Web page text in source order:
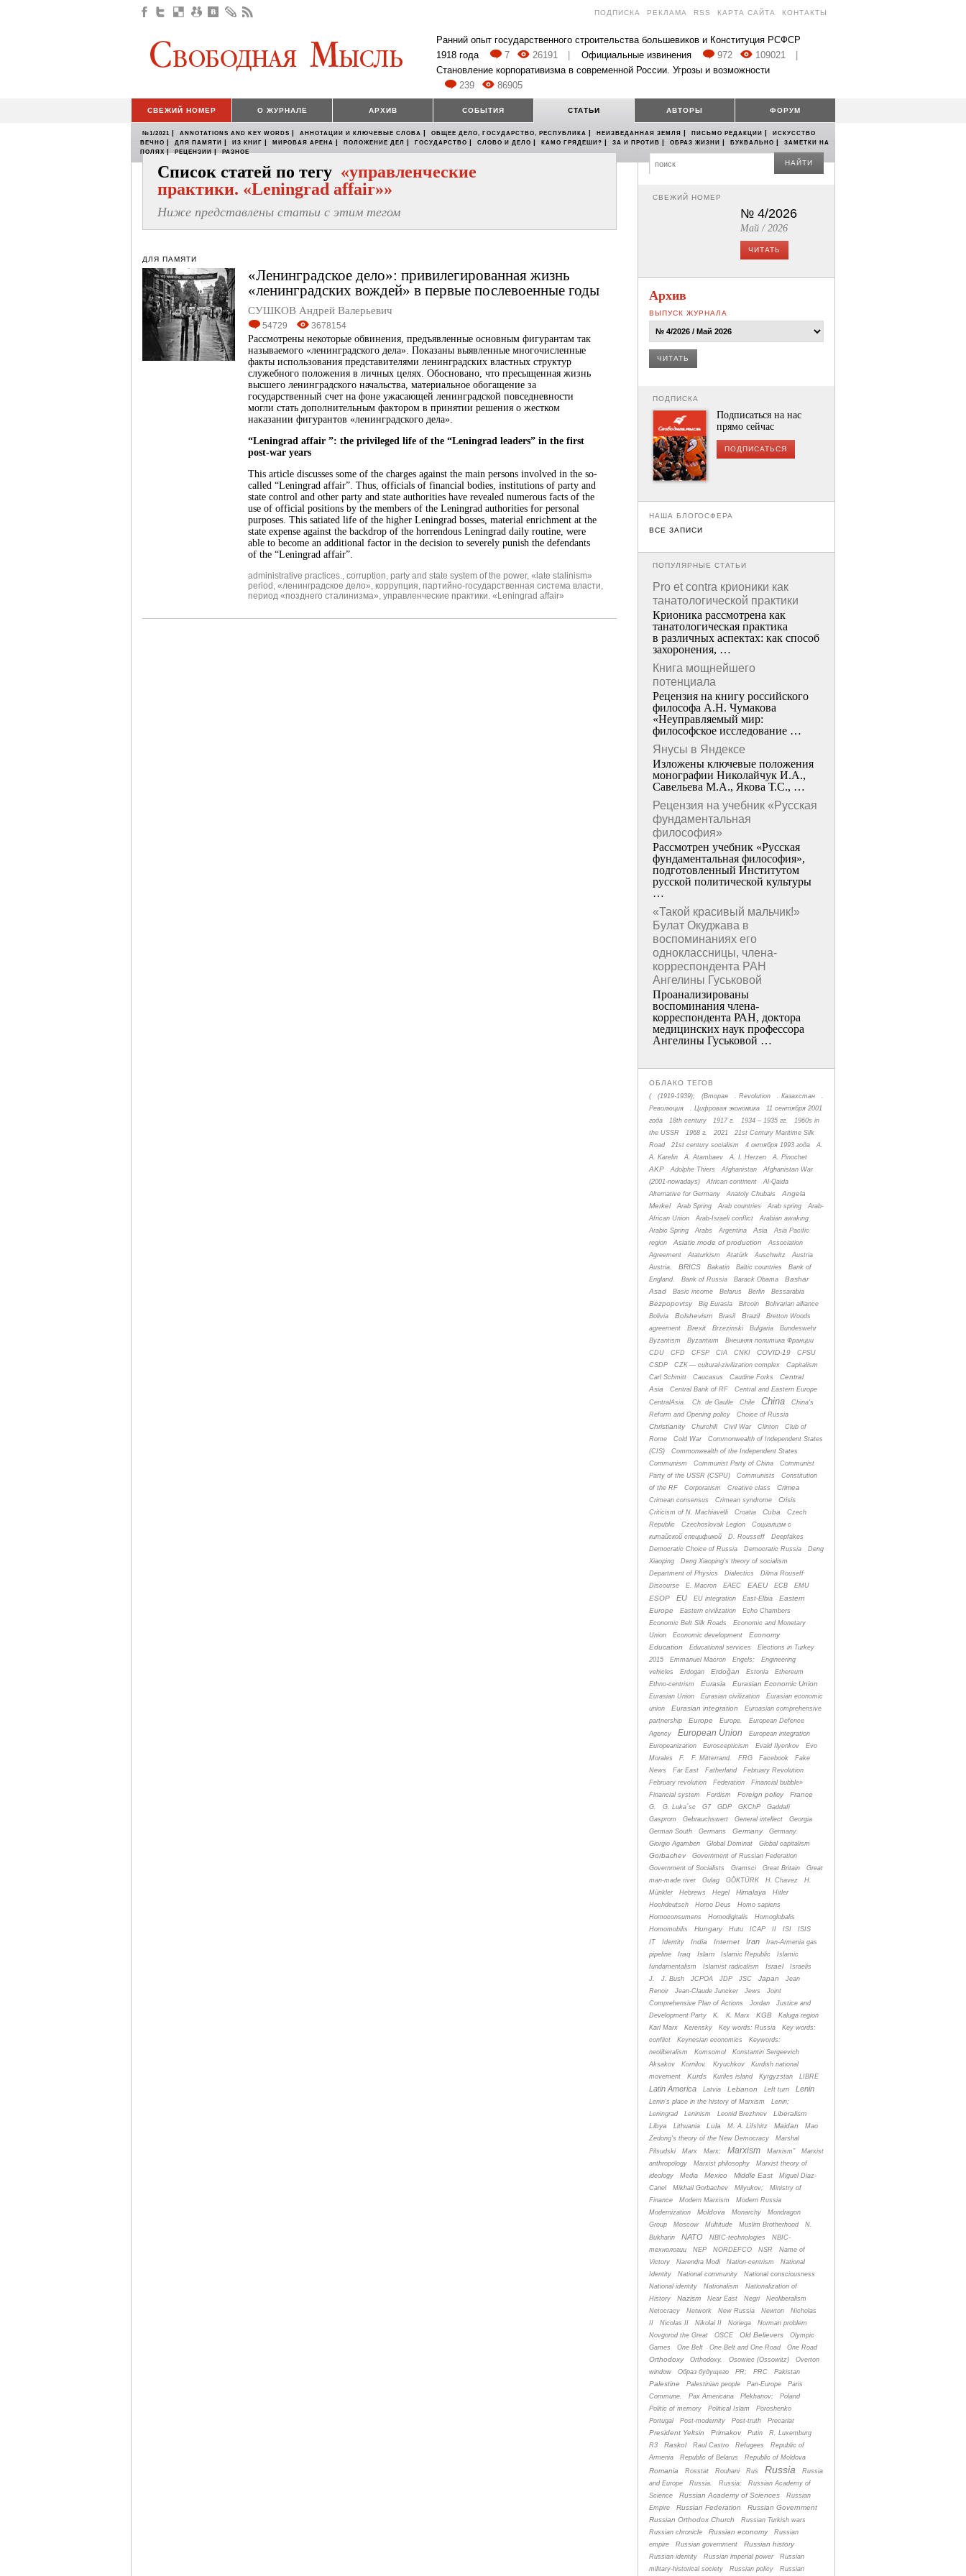
ПОДПИСКА РЕКЛАМА RSS КАРТА САЙТА КОНТАКТЫ
Ранний опыт государственного строительства большевиков и Конституция РСФСР
1918 года
7 26191 Официальные извинения 972 109021
Становление корпоративизма в современной России. Угрозы и возможности
239
86905
СВЕЖИЙ НОМЕР О ЖУРНАЛЕ АРХИВ СОБЫТИЯ СТАТЬИ АВТОРЫ ФОРУМ
№1/2021 | ANNOTATIONS AND KEY WORDS | АННОТАЦИИ И КЛЮЧЕВЫЕ СЛОВА | ОБЩЕЕ ДЕЛО, ГОСУДАРСТВО, РЕСПУБЛИКА | НЕИЗВЕДАННАЯ ЗЕМЛЯ | ПИСЬМО РЕДАКЦИИ |
ИСКУССТВО
ВЕЧНО | ДЛЯ ПАМЯТИ | ИЗ КНИГ | МИРОВАЯ АРЕНА | ПОЛОЖЕНИЕ ДЕЛ | ГОСУДАРСТВО | СЛОВО И ДЕЛО | КАМО ГРЯДЕШИ? | ЗА И ПРОТИВ | ОБРАЗ ЖИЗНИ | БУКВАЛЬНО |
ЗАМЕТКИ НА
ПОЛЯХ | РЕЦЕНЗИИ | РАЗНОЕ
Список статей по тегу «управленческие
практики. «Leningrad affair»»
Ниже представлены статьи с этим тегом
ДЛЯ ПАМЯТИ
«Ленинградское дело»: привилегированная жизнь
«ленинградских вождей» в первые послевоенные годы
СУШКОВ Андрей Валерьевич
54729 3678154
Рассмотрены некоторые обвинения, предъявленные основным фигурантам так
называемого «ленинградского дела». Показаны выявленные многочисленные
факты использования представителями ленинградских властных структур
служебного положения в личных целях. Обосновано, что пресыщенная жизнь
высшего ленинградского начальства, материальное обогащение за
государственный счет на фоне ужасающей ленинградской повседневности
могли стать дополнительным фактором в принятии решения о жестком
наказании фигурантов «ленинградского дела».
“Leningrad affair ”: the privileged life of the “Leningrad leaders” in the first
post-war years
This article discusses some of the charges against the main persons involved in the so-
called “Leningrad affair”. Thus, officials of financial bodies, institutions of party and
state control and other party and state authorities have revealed numerous facts of the
use of official positions by the members of the Leningrad authorities for personal
purposes. This satiated life of the higher Leningrad bosses, material enrichment at the
state expense against the backdrop of the horrendous Leningrad daily routine, were
able to become an additional factor in the decision to severely punish the defendants
of the “Leningrad affair”.
administrative practices., corruption, party and state system of the power, «late stalinism»
period , «ленинградское дело», коррупция, партийно-государственная система власти,
период «позднего сталинизма», управленческие практики. «Leningrad affair»
НАЙТИ
СВЕЖИЙ НОМЕР
№ 4/2026
Май / 2026
ЧИТАТЬ
Архив
ВЫПУСК ЖУРНАЛА
ЧИТАТЬ
ПОДПИСКА
Подписаться на нас
прямо сейчас
ПОДПИСАТЬСЯ
НАША БЛОГОСФЕРА
ВСЕ ЗАПИСИ
ПОПУЛЯРНЫЕ СТАТЬИ
Pro et contra крионики как
танатологической практики
Крионика рассмотрена как
танатологическая практика
в различных аспектах: как способ
захоронения, …
Книга мощнейшего
потенциала
Рецензия на книгу российского
философа А.Н. Чумакова
«Неуправляемый мир:
философское исследование …
Янусы в Яндексе
Изложены ключевые положения
монографии Николайчук И.А.,
Савельева М.А., Якова Т.С., …
Рецензия на учебник «Русская
фундаментальная
философия»
Рассмотрен учебник «Русская
фундаментальная философия»,
подготовленный Институтом
русской политической культуры
…
«Такой красивый мальчик!»
Булат Окуджава в
воспоминаниях его
одноклассницы, члена-
корреспондента РАН
Ангелины Гуськовой
Проанализированы
воспоминания члена­
корреспондента РАН, доктора
медицинских наук профессора
Ангелины Гуськовой …
ОБЛАКО ТЕГОВ
( (1919-1939); (Вторая . Revolution . Казахстан
.
Революция
. Цифровая экономика
11 сентября 2001
года
18th century 1917 г. 1934 – 1935 гг.
1960s in
the USSR
1968 г. 2021
21st Century Maritime Silk
Road
21st century socialism 4 октября 1993 года
A.
A. Karelin
A. Atambaev A. I. Herzen A. Pinochet
AKP Adolphe Thiers Afghanistan
Afghanistan War
(2001-nowadays)
African continent
Al-Qaida
Alternative for Germany
Anatoly Chubais
Angela
Merkel
Arab Spring Arab countries Arab spring
Arab-
African Union
Arab-Israeli conflict
Arabian awaking
Arabic Spring
Arabs Argentina Asia
Asia Pacific
region
Asiatic mode of production
Association
Agreement
Ataturkism Atatürk Auschwitz
Austria
Austria.
BRICS Bakatin Baltic countries
Bank of
England.
Bank of Russia Barack Obama
Bashar
Asad
Basic income Belarus Berlin Bessarabia
Bezpopovtsy Big Eurasia Bitcoin
Bolivarian alliance
Bolivia
Bolshevism Brasil Brazil
Bretton Woods
agreement
Brexit Brzezinski Bulgaria
Bundeswehr
Byzantism
Byzantium
Bнешняя политика Франции
CDU
CFD CFSP CIA CNKI COVID-19
CPSU
CSDP
CZК — cultural-zivilization complex
Capitalism
Carl Schmitt
Caucasus Caudine Forks
Central
Asia
Central Bank of RF
Central and Eastern Europe
CentralAsia.
Ch. de Gaulle Chile China
China's
Reform and Opening policy
Choice of Russia
Christianity Churchill Civil War Clinton
Club of
Rome
Cold War
Commonwealth of Independent States
(CIS)
Commonwealth of the Independent States
Communism
Communist Party of China
Communist
Party of the USSR (CSPU)
Communists
Constitution
of the RF
Corporatism Creative class Crimea
Crimean consensus Crimean syndrome Crisis
Criticism of N. Machiavelli Croatia Cuba
Czech
Republic
Czechoslovak Legion
Cоциализм с
китайской спецификой
D. Rousseff
Deepfakes
Democratic Choice of Russia
Democratic Russia
Deng
Xiaoping
Deng Xiaoping's theory of socialism
Department of Physics
Dialectics
Dilma Rouseff
Discourse
E. Macron EAEC EAEU ECB EMU
ESOP EU EU integration East-Elbia
Eastern
Europe
Eastern civilization
Echo Chambers
Economic Belt Silk Roads
Economic and Monetary
Union
Economic development
Economy
Education
Educational services
Elections in Turkey
2015
Emmanuel Macron Engels;
Engineering
vehicles
Erdogan Erdoğan Estonia
Ethereum
Ethno-centrism
Eurasia Eurasian Economic Union
Eurasian Union Eurasian civilization
Eurasian economic
union
Eurasian integration
Euroasian comprehensive
partnership
Europe Europe.
European Defence
Agency
European Union
European integration
Europeanization
Euroscepticism Evald Ilyenkov
Evo
Morales
F. F. Mitterrand. FRG Facebook
Fake
News
Far East Fatherland
February Revolution
February revolution
Federation
Financial bubble»
Financial system
Fordism Foreign policy France
G. G. Luka´sc G7 GDP GKChP
Gaddafi
Gasprom
Gebrauchswert General intellect
Georgia
German South
Germans Germany
Germany.
Giorgio Agamben
Global Dominat Global capitalism
Gorbachev
Government of Russian Federation
Government of Socialists
Gramsci Great Britain
Great
man-made river
Gulag GÖKTÜRK H. Chavez
H.
Münkler
Hebrews Hegel Himalaya
Hitler
Hochdeutsch
Homo Deus
Homo sapiens
Homoconsumens
Homodigitalis
Homoglobalis
Homomobilis
Hungary Hutu ICAP II ISI
ISIS
IT
Identity India Internet Iran
Iran-Armenia gas
pipeline
Iraq Islam Islamic Republic
Islamic
fundamentalism
Islamist radicalism Israel
Israelis
J.
J. Bush JCPOA JDP JSC Japan
Jean
Renoir
Jean-Claude Juncker Jews
Joint
Comprehensive Plan of Actions
Jordan
Justice and
Development Party
K. K. Marx KGB
Kaluga region
Karl Marx
Kerensky Key words: Russia
Key words:
conflict
Keynesian economics
Keywords:
neoliberalism
Komsomol
Konstantin Sergeevich
Aksakov
Kornilov. Kryuchkov
Kurdish national
movement
Kurds Kuriles island Kyrgyzstan LIBRE
Latin America Latvia Lebanon Left turn Lenin
Lenin's place in the history of Marxism
Lenin;
Leningrad
Leninism Leonid Brezhnev
Liberalism
Libya
Lithuania Lula M. A. Lifshitz Maidan
Mao
Zedong's theory of the New Democracy
Marshal
Pilsudski
Marx Marx; Marxism Marxism”
Marxist
anthropology
Marxist philosophy
Marxist theory of
ideology
Media Mexico Middle East
Miguel Diaz-
Canel
Mikhail Gorbachev Milyukov;
Ministry of
Finance
Modern Marxism
Modern Russia
Modernization
Moldova Monarchy
Mondragon
Group
Moscow Multitude Muslim Brotherhood
N.
Bukharin
NATO NBIC-technologies
NBIC-
технологии
NEP NORDEFCO NSR
Name of
Victory
Narendra Modi Nation-centrism
National
Identity
National community
National consciousness
National identity
Nationalism
Nationalization of
History
Nazism Near East Negri
Neoliberalism
Netocracy
Network New Russia Newton
Nicholas
II
Nicolas II Nikolai II Noriega
Norman problem
Novgorod the Great
OSCE Old Believers
Olympic
Games
One Belt One Belt and One Road One Road
Orthodoxy Orthodoxy. Osowiec (Ossowitz)
Overton
window
Oбраз будущего PR; PRC Pakistan
Palestine Palestinian people Pan-Europe
Paris
Commune.
Pax Americana Plekhanov;
Poland
Politic of memory
Political Islam
Poroshenko
Portugal
Post-modernity Post-truth Precariat
President Yeltsin Primakov Putin
R. Luxemburg
R3
Raskol Raul Castro Refugees
Republic of
Armenia
Republic of Belarus Republic of Moldova
Romania Rosstat Rouhani Rus Russia
Russia
and Europe
Russia. Russia;
Russian Academy of
Science
Russian Academy of Sciences
Russian
Empire
Russian Federation
Russian Government
Russian Orthodox Church
Russian Turkish wars
Russian chronicle
Russian economy
Russian
empire
Russian government Russian history
Russian identity Russian imperial power
Russian
military-historical society
Russian policy Russian